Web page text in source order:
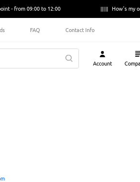
- from 09:00 to 12:00 How's my
FAQ Contact Info
Account